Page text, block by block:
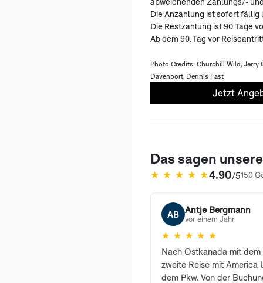
Die Anzahlung ist sofort fällig
Die Restzahlung ist 90 Tage
Ab dem 90. Tag vor
Photo Credits: Churchill Wild, Jerry
Davenport, Dennis Fast
Jetzt
Das sagen
★ ★ ★ ★ ★4.90/5150
(öffnet in neuem Tab)
AB Antje Bergmann
vor einem Jahr
★ ★ ★ ★ ★
Nach Ostkanada mit
zweite Reise mit America
dem Pkw. Von der